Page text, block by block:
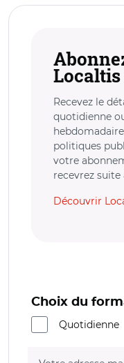
Localtis
Recevez le
quotidienne
politiques
votre
recevrez
Découvrir
Choix du
Quotidienne